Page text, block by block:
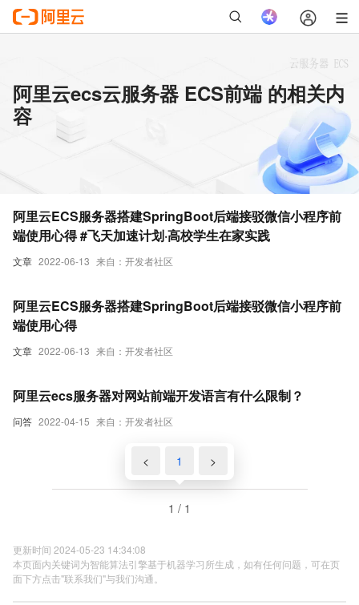
阿里云ecs云服务器 ECS前端 的相关内
容
文章 2022-06-13 来自：开发者社区
阿里云ECS服务器搭建SpringBoot后端接驳微信小程序前
端使用心得 #飞天加速计划·高校学生在家实践
文章 2022-06-13 来自：开发者社区
阿里云ECS服务器搭建SpringBoot后端接驳微信小程序前
端使用心得
问答 2022-04-15 来自：开发者社区
阿里云ecs服务器对网站前端开发语言有什么限制？
< 1 >
1 / 1
更新时间 2024-05-23 14:34:08
本页面内关键词为智能算法引擎基于机器学习所生成，如有任何问题，可在页
面下方点击"联系我们"与我们沟通。